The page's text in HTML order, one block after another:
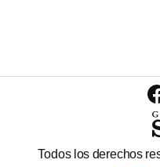
Todos los derechos